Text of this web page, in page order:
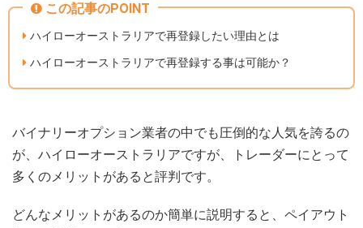
この記事のPOINT
ハイローオーストラリアで再登録したい理由とは
ハイローオーストラリアで再登録する事は可能か？
バイナリーオプション業者の中でも圧倒的な人気を誇るの
が、ハイローオーストラリアですが、トレーダーにとって
多くのメリットがあると評判です。
どんなメリットがあるのか簡単に説明すると、ペイアウト